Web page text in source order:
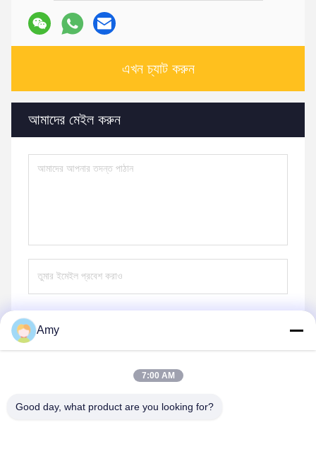
এখন চ্যাট করুন
আমাদের মেইল ​​করুন
Amy
7:00 AM
Good day, what product are you looking for?